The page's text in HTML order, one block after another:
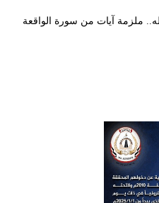
ملزمة آيات من سورة الواقعة